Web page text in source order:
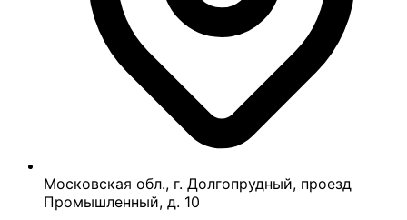
Московская обл., г. Долгопрудный, проезд
Промышленный, д. 10